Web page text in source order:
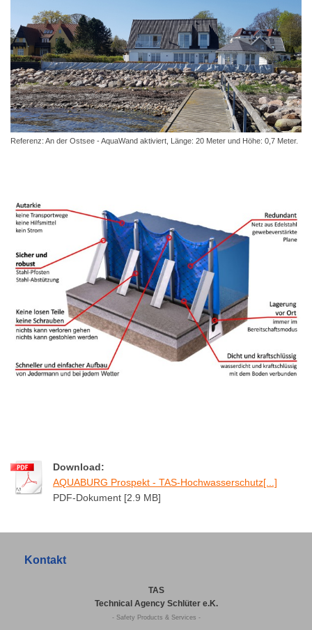
Referenz: An der Ostsee - AquaWand aktiviert, Länge: 20 Meter und Höhe: 0,7 Meter.
Download:
AQUABURG Prospekt - TAS-Hochwasserschutz[...]
PDF-Dokument [2.9 MB]
Kontakt
TAS
Technical Agency Schlüter e.K.
- Safety Products & Services -